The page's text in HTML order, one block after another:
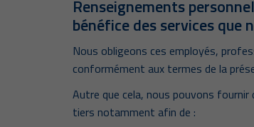
Renseignements
bénéfice des services que
Nous obligeons ces employés,
conformément aux termes de la
Autre que cela, nous pouvons
tiers notamment afin de :